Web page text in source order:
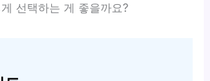
선택하는 게 좋을까요?